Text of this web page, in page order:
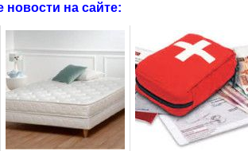
новости на сайте: